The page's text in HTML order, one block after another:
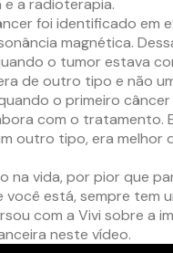
foi identificado em
magnética.
o tumor estava
de outro tipo e não
o primeiro câncer
com o tratamento.
outro tipo, era melhor
na vida, por pior que
você está, sempre tem
com a Vivi sobre a
neste vídeo.